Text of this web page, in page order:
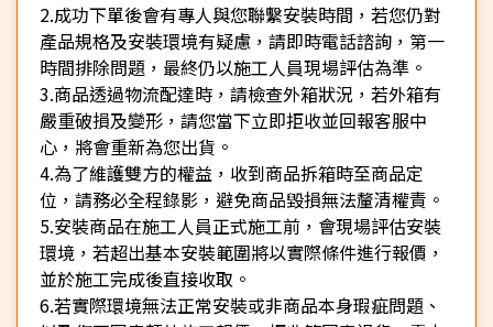
2.成功下單後會有專人與您聯繫安裝時間，若您仍對
產品規格及安裝環境有疑慮，請即時電話諮詢，第一
時間排除問題，最終仍以施工人員現場評估為準。
3.商品透過物流配達時，請檢查外箱狀況，若外箱有
嚴重破損及變形，請您當下立即拒收並回報客服中
心，將會重新為您出貨。
4.為了維護雙方的權益，收到商品拆箱時至商品定
位，請務必全程錄影，避免商品毀損無法釐清權責。
5.安裝商品在施工人員正式施工前，會現場評估安裝
環境，若超出基本安裝範圍將以實際條件進行報價，
並於施工完成後直接收取。
6.若實際環境無法正常安裝或非商品本身瑕疵問題、